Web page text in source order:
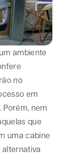
ambiente
no
em
nem
que
uma cabine
alternativa